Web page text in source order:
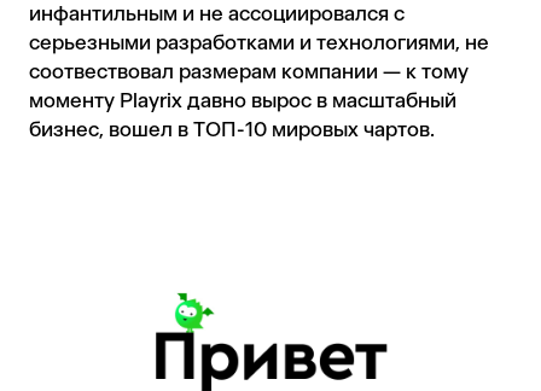
инфантильным и не ассоциировался с
серьезными разработками и технологиями, не
соотвествовал размерам компании — к тому
моменту Playrix давно вырос в масштабный
бизнес, вошел в ТОП-10 мировых чартов.